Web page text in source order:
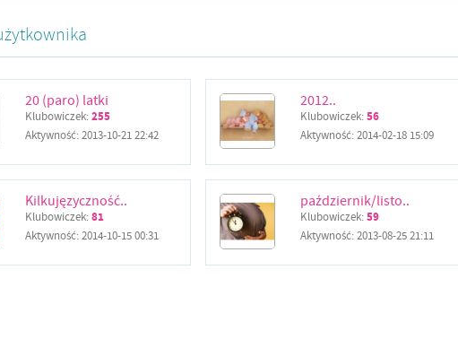
20 (paro) latki
Klubowiczek:255
Aktywność:2013-10-21 22:42
2012..
Klubowiczek:56
Aktywność:2014-02-18 15:09
Kilkujęzyczność..
Klubowiczek:81
Aktywność:2014-10-15 00:31
październik/listo..
Klubowiczek:59
Aktywność:2013-08-25 21:11